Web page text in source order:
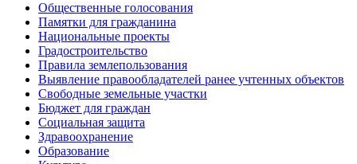
Общественные голосования
Памятки для гражданина
Национальные проекты
Градостроительство
Правила землепользования
Выявление правообладателей ранее учтенных объектов
Свободные земельные участки
Бюджет для граждан
Социальная защита
Здравоохранение
Образование